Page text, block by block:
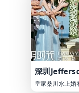
皇家桑川水上婚